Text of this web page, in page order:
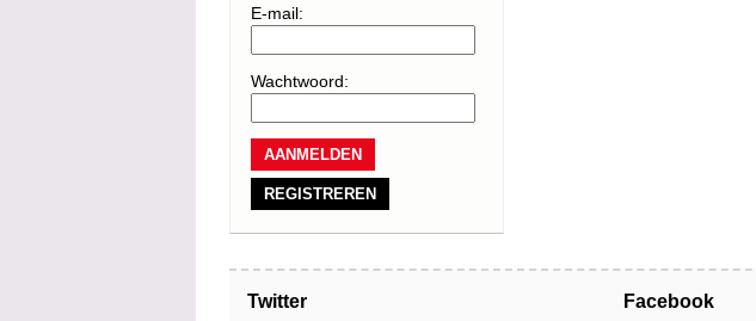
E-mail:
Wachtwoord:
REGISTREREN
Twitter Facebook